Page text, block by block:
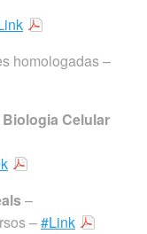
homologadas –
Celular
–
–#Link